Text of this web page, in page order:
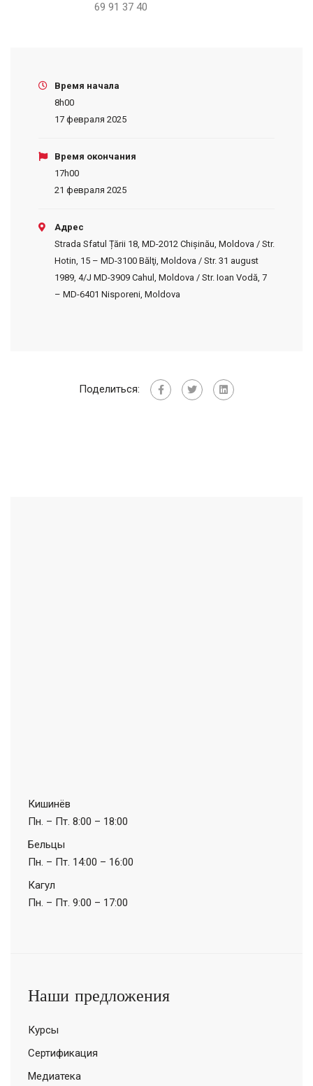
69 91 37 40
Время начала
8h00
17 февраля 2025
Время окончания
17h00
21 февраля 2025
Адрес
Strada Sfatul Țării 18, MD-2012 Chișinău, Moldova / Str.
Hotin, 15 – MD-3100 Bălţi, Moldova / Str. 31 august
1989, 4/J MD-3909 Cahul, Moldova / Str. Ioan Vodă, 7
– MD-6401 Nisporeni, Moldova
Поделиться:
Кишинёв
Пн. – Пт. 8:00 – 18:00
Бельцы
Пн. – Пт. 14:00 – 16:00
Кагул
Пн. – Пт. 9:00 – 17:00
Наши предложения
Курсы
Сертификация
Медиатека